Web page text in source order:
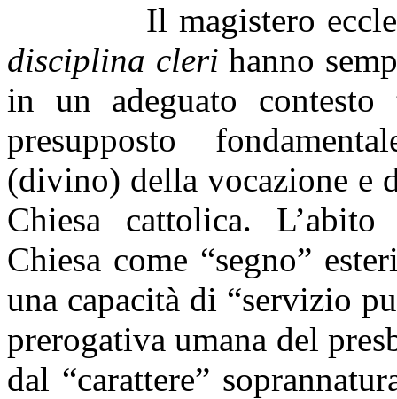
Il magistero
disciplina cleri hanno
in un adeguato
presupposto
(divino) della vocazione e
Chiesa cattolica.
Chiesa come “segno”
una capacità di “servizio
prerogativa umana del
dal “carattere”